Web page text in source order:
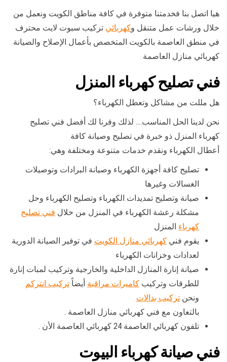
هيا اتصل بنا فخدمتنا متوفرة في كافة مناطق الكويت ونعمل من
خلال ورشات عمل متنقل وكهربائي تركيب سبوت لايت محترف
في منطق العاصمة بالكويت المتخصص بأعمال الإصلاح والصيانة
كهربائي منازل العاصمة
فني تصليح كهرباء المنزل
هل مللت من مشاكل وتعطل الكهرباء؟
نحن لدينا الحل المناسب…. لذلك وفرنا لك أفضل فني تصليح
كهرباء المنزل ذو خبرة في تصليح وصيانة كافة
أعطال الكهرباء ونقدم خدمات متنوعة ومختلفة وهي:
تصليح كافة أجهزة الكهرباء وصيانة البرادات وتوصيلات
الغسالات وغيرها
صيانة وتصليح تمديدات الكهرباء وتصليح الكهرباء وحل
مشكلة رعشة الكهرباء في المنزل من خلال فني تصليح
كهرباء المنزل
يقوم فني كهربائي منازل الكويت في توفير الصيانة الدورية
لعدادات وخزانات الكهرباء
صيانة إنارة المنازل الداخلية والخارجية وتركيب لمبات إنارة
للطرقات وتركيب كاميرات مراقبة أيضاً تركيب انتركم
ونحن تركيب بدالات
بالتعاون مع فني كهربائي منازل العاصمة .
تلفون كهربائي العاصمة 24 كهربائي العاصمة الأن .
فني صيانة كهرباء البيوت